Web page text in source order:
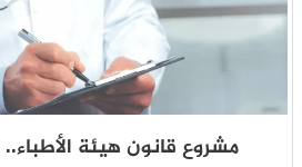
مشروع قانون هيئة